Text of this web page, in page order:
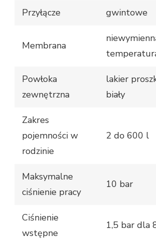
Przyłącze gwintowe
Membrana
Powłoka
zewnętrzna
lakier
biały
Zakres
pojemności w
rodzinie
2 do 600 l
Maksymalne
ciśnienie pracy
10 bar
Ciśnienie
wstępne
1,5 bar dla